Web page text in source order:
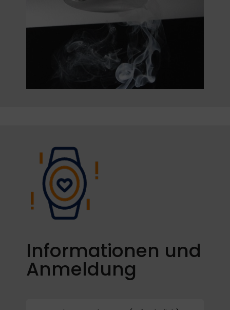
Informationen und
Anmeldung